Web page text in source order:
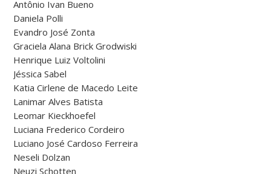
Antônio Ivan Bueno
Daniela Polli
Evandro José Zonta
Graciela Alana Brick Grodwiski
Henrique Luiz Voltolini
Jéssica Sabel
Katia Cirlene de Macedo Leite
Lanimar Alves Batista
Leomar Kieckhoefel
Luciana Frederico Cordeiro
Luciano José Cardoso Ferreira
Neseli Dolzan
Neuzi Schotten